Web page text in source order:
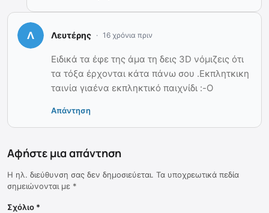
Λευτέρης 16 χρόνια πριν
Ειδικά τα έφε της άμα τη δεις 3D νόμιζεις ότι
τα τόξα έρχονται κάτα πάνω σου .Εκπλητκικη
ταινία γιαένα εκπληκτικό παιχνίδι :-O
Απάντηση
Αφήστε μια απάντηση
Η ηλ. διεύθυνση σας δεν δημοσιεύεται. Τα υποχρεωτικά πεδία
σημειώνονται με *
Σχόλιο *